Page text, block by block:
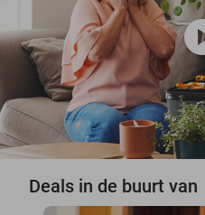
Deals in de buurt van